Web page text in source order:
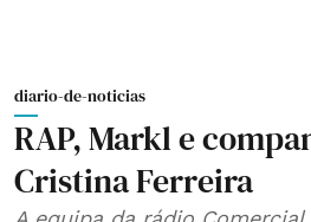
diario-de-noticias
RAP, Markl e
Cristina Ferreira